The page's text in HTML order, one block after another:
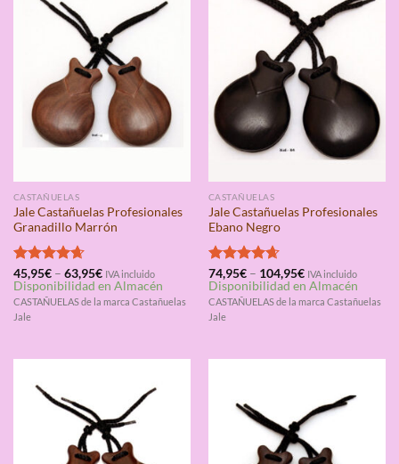
CASTAÑUELAS
Jale Castañuelas Profesionales
Granadillo Marrón
Valorado
con4.67
de 5
45,95€– 63,95€ IVA incluido
Disponibilidad en Almacén
CASTAÑUELAS de la marca Castañuelas
Jale
CASTAÑUELAS
Jale Castañuelas Profesionales
Ebano Negro
Valorado
con4.67
de 5
74,95€– 104,95€ IVA incluido
Disponibilidad en Almacén
CASTAÑUELAS de la marca Castañuelas
Jale